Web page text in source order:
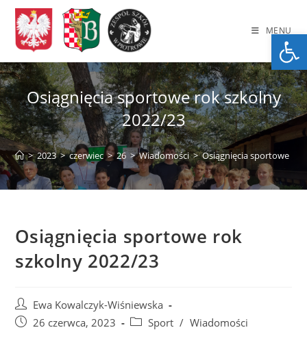
Skip
content
MENU
Osiągnięcia sportowe rok szkolny
2022/23
> 2023 > czerwiec > 26 > Wiadomości > Osiągnięcia sportowe
Osiągnięcia sportowe rok
szkolny 2022/23
Post
author:
Ewa Kowalczyk-Wiśniewska
Post26 czerwca, 2023
PostSport / Wiadomości